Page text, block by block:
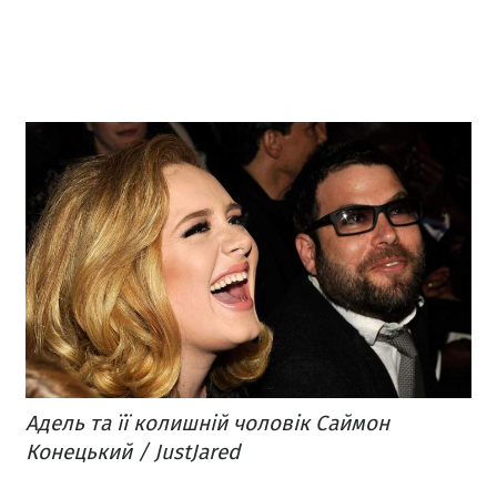
Адель та її колишній чоловік Саймон
Конецький / JustJared